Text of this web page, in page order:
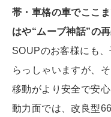
帯・車格の車でここ
はや“ムーブ神話”の
SOUPのお客様にも
らっしゃいますが、
移動がより安全で安
動力面では、改良型